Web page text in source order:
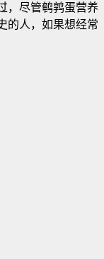
，尽管鹌鹑蛋营养
的人，如果想经常